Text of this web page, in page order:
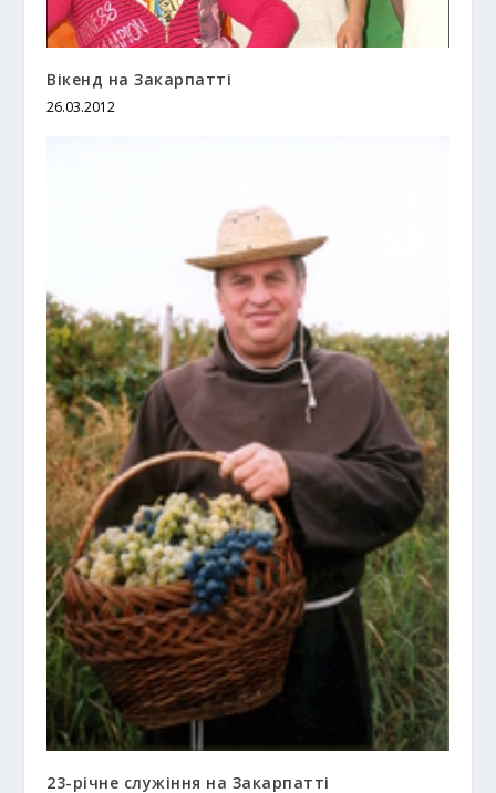
Вікенд на Закарпатті
26.03.2012
23-річне служіння на Закарпатті